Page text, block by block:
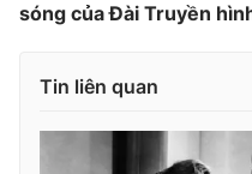
Giấy phép hoạt động báo in
cấp ngày 29/12/2023
Phó Tổng Biên tập:
024.38 355
sóng của Đài Truyền
Tin liên quan